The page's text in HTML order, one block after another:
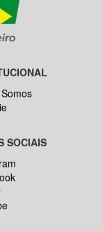
SOCIAIS